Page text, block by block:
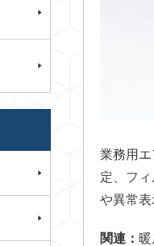
業務用
定、フ
や異常
関連：